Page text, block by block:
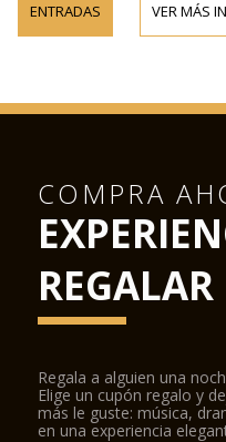
ENTRADAS VER MÁS
COMPRA
Regala a alguien una
Elige un cupón regalo y
más le guste: música,
en una experiencia